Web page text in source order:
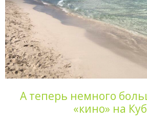
А теперь немного
«кино» на